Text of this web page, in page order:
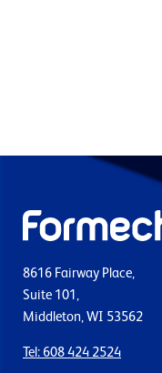
8616 Fairway Place,
Suite 101,
Middleton, WI 53562
Tel: 608 424 2524